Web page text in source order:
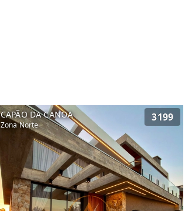
CAPÃO DA CANOA
Zona Norte
3199